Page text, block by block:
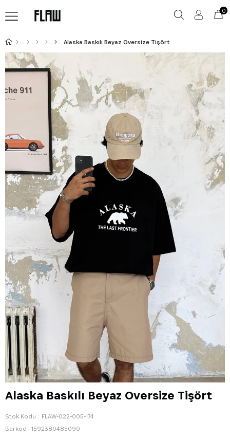
0
Alaska Baskılı Beyaz Oversize Tişört
Alaska Baskılı Beyaz Oversize Tişört
Stok Kodu
FLAW-022-005-174
Barkod : 1592380485090